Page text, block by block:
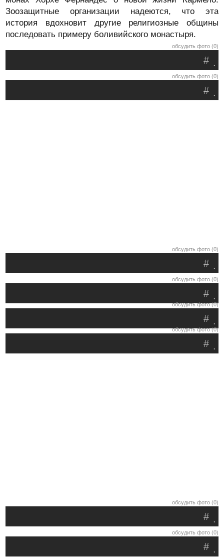
Зоозащитные организации надеются, что эта
история вдохновит другие религиозные общины
последовать примеру боливийского монастыря.
обсудить фото (0)
.
#
обсудить фото (0)
.
#
обсудить фото (0)
.
#
обсудить фото (0)
.
#
обсудить фото (0)
.
#
обсудить фото (0)
.
#
обсудить фото (0)
.
#
обсудить фото (0)
.
#